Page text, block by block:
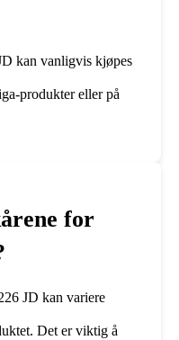
kan vanligvis kjøpes
produkter eller på
for
JD kan variere
Det er viktig å